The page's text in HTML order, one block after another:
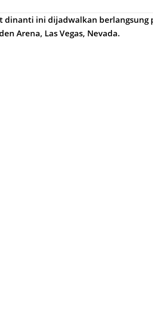
dinanti ini dijadwalkan berlangsung
Arena, Las Vegas, Nevada.